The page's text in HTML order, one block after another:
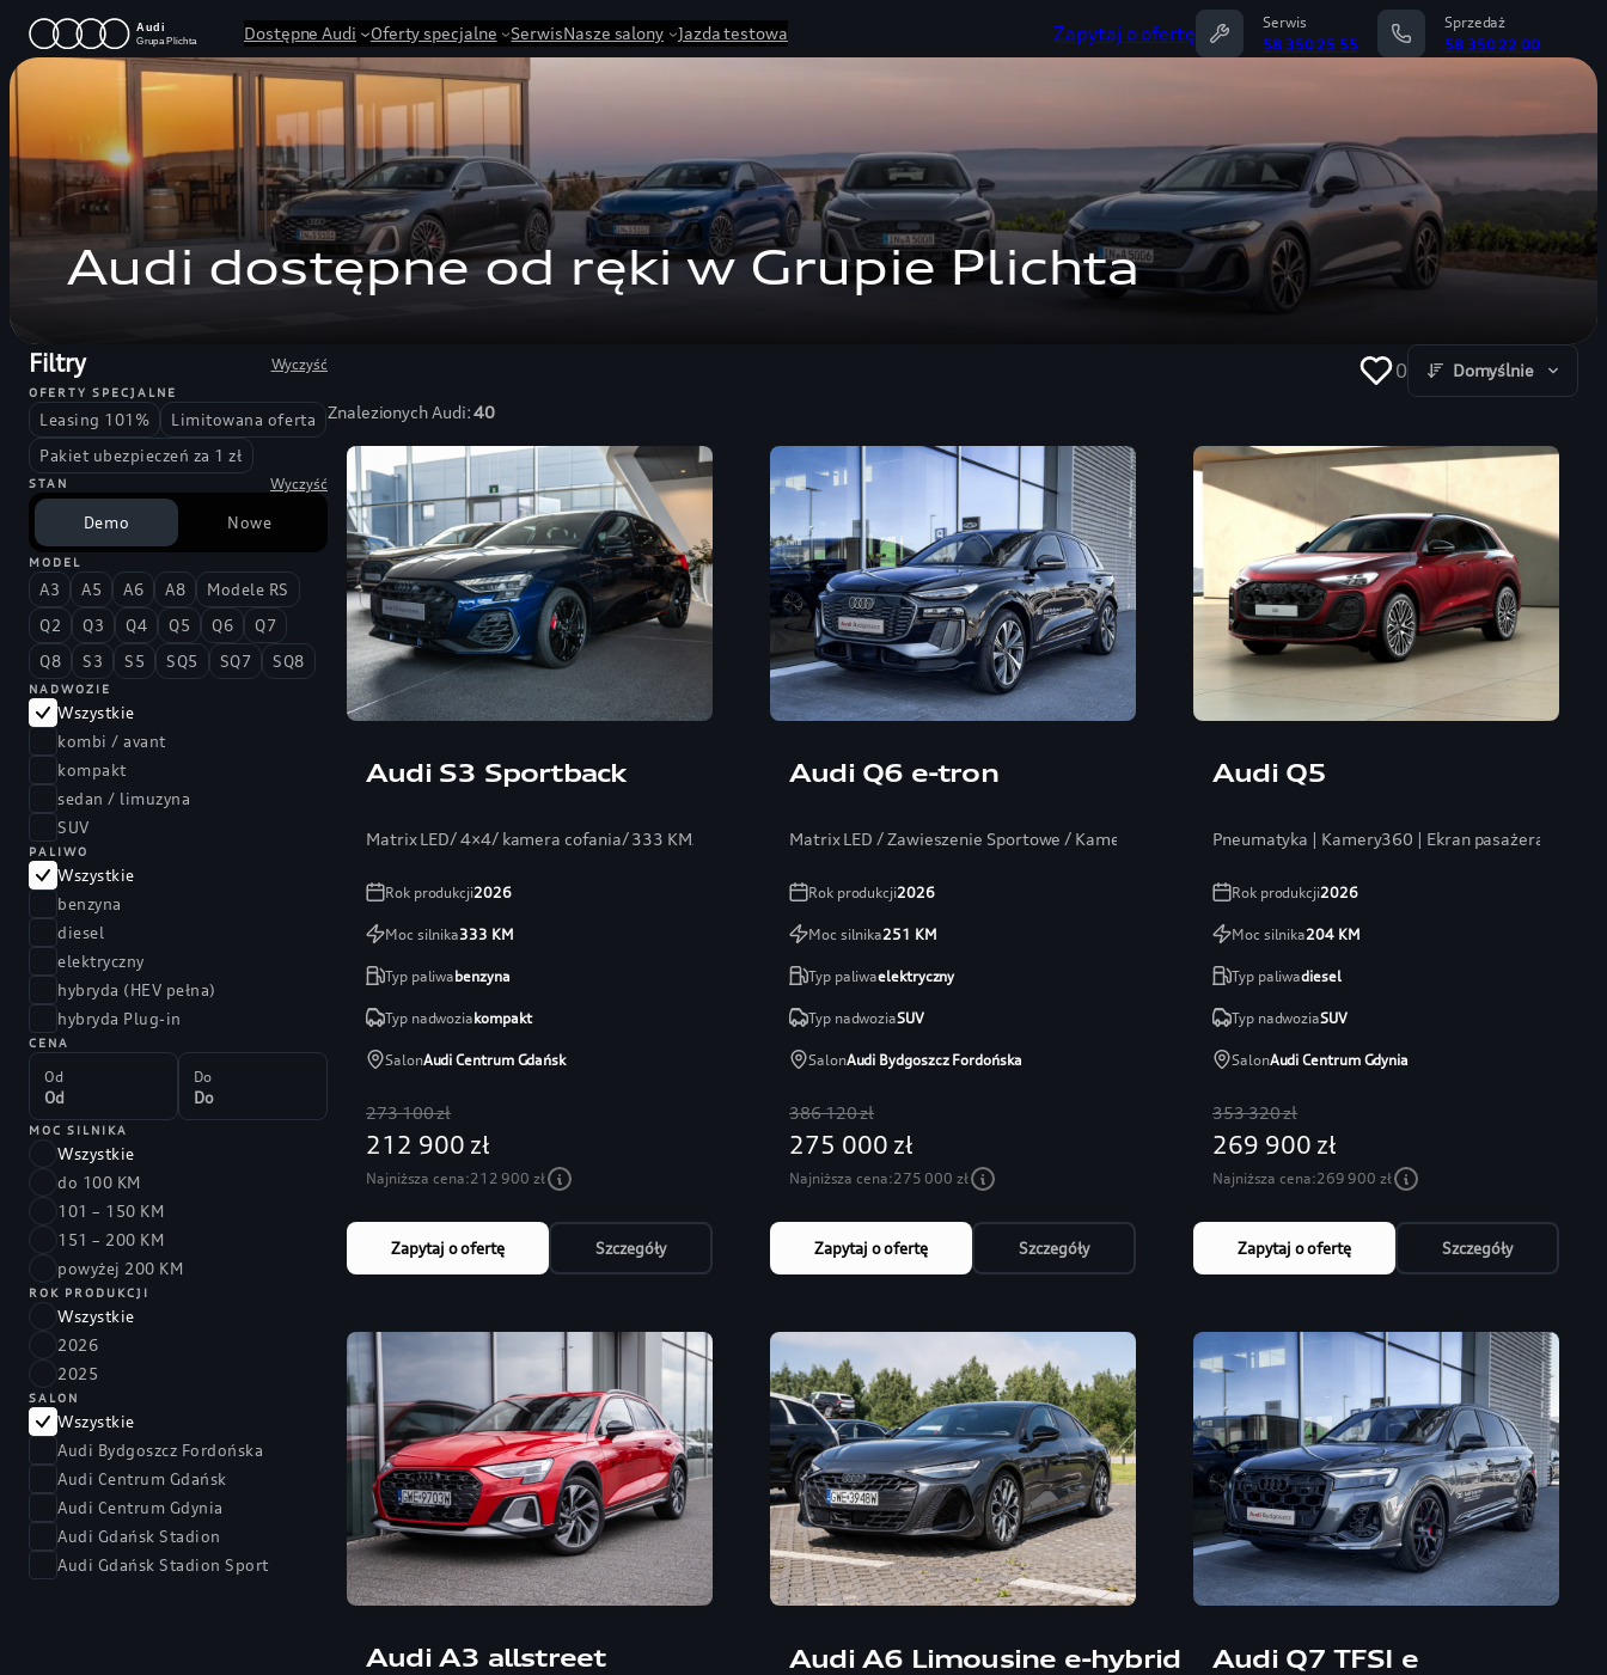
Przejdź
do
treści
Dostępne Audi Oferty specjalne SerwisNasze salony Jazda testowa Zapytaj o ofertę
Serwis
58 350 25 55
Sprzedaż
58 350 22 00
Audi dostępne od ręki w Grupie Plichta
Filtry Wyczyść
OFERTY SPECJALNE
Leasing 101%
Limitowana oferta
Pakiet ubezpieczeń za 1 zł
STAN Wyczyść
Demo Nowe
MODEL
A3 A5 A6 A8
Modele RS
Q2
Q3 Q4 Q5 Q6
Q7
Q8
S3 S5 SQ5 SQ7 SQ8
NADWOZIE
Wszystkie
kombi / avant
kompakt
sedan / limuzyna
SUV
PALIWO
Wszystkie
benzyna
diesel
elektryczny
hybryda (HEV pełna)
hybryda Plug-in
CENA
Od Do
MOC SILNIKA
Wszystkie
do 100 KM
101 – 150 KM
151 – 200 KM
powyżej 200 KM
ROK PRODUKCJI
Wszystkie
2026
2025
SALON
Wszystkie
Audi Bydgoszcz Fordońska
Audi Centrum Gdańsk
Audi Centrum Gdynia
Audi Gdańsk Stadion
Audi Gdańsk Stadion Sport
0 Domyślnie
Znalezionych Audi:40
Audi S3 Sportback
Matrix LED/ 4×4/ kamera cofania/ 333 KM/ kamera cofania/navi
Rok produkcji2026
Moc silnika333 KM
Typ paliwabenzyna
Typ nadwoziakompakt
SalonAudi Centrum Gdańsk
273 100 zł
212 900 zł
Najniższa cena:212 900 zł
Zapytaj o ofertę Szczegóły
Audi Q6 e-tron
Matrix LED / Zawieszenie Sportowe / Kamery 360
Rok produkcji2026
Moc silnika251 KM
Typ paliwaelektryczny
Typ nadwoziaSUV
SalonAudi Bydgoszcz Fordońska
386 120 zł
275 000 zł
Najniższa cena:275 000 zł
Zapytaj o ofertę Szczegóły
Audi Q5
Pneumatyka | Kamery360 | Ekran pasażera |
Rok produkcji2026
Moc silnika204KM
Typ paliwadiesel
Typ nadwoziaSUV
SalonAudi Centrum Gdynia
353 320 zł
269 900 zł
Najniższa cena:269 900 zł
Zapytaj o ofertę Szczegóły
Audi A3 allstreet Audi A6 Limousine e-hybrid Audi Q7 TFSI e